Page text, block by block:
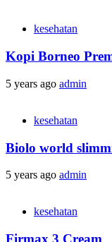
kesehatan
Kopi Borneo
5 years ago admin
kesehatan
Biolo world
5 years ago admin
kesehatan
Firmax 3 Cream